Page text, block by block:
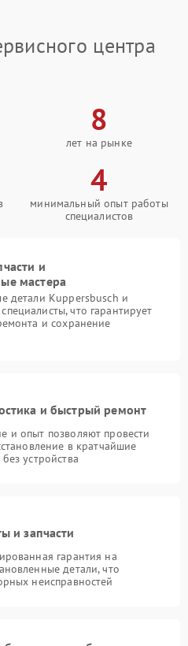
центра
8
лет на рынке
4
минимальный опыт работы
специалистов
и
мастера
детали Kuppersbusch и
что гарантирует
и сохранение
и быстрый ремонт
и опыт позволяют провести
в кратчайшие
устройства
и запчасти
гарантия на
детали, что
неисправностей